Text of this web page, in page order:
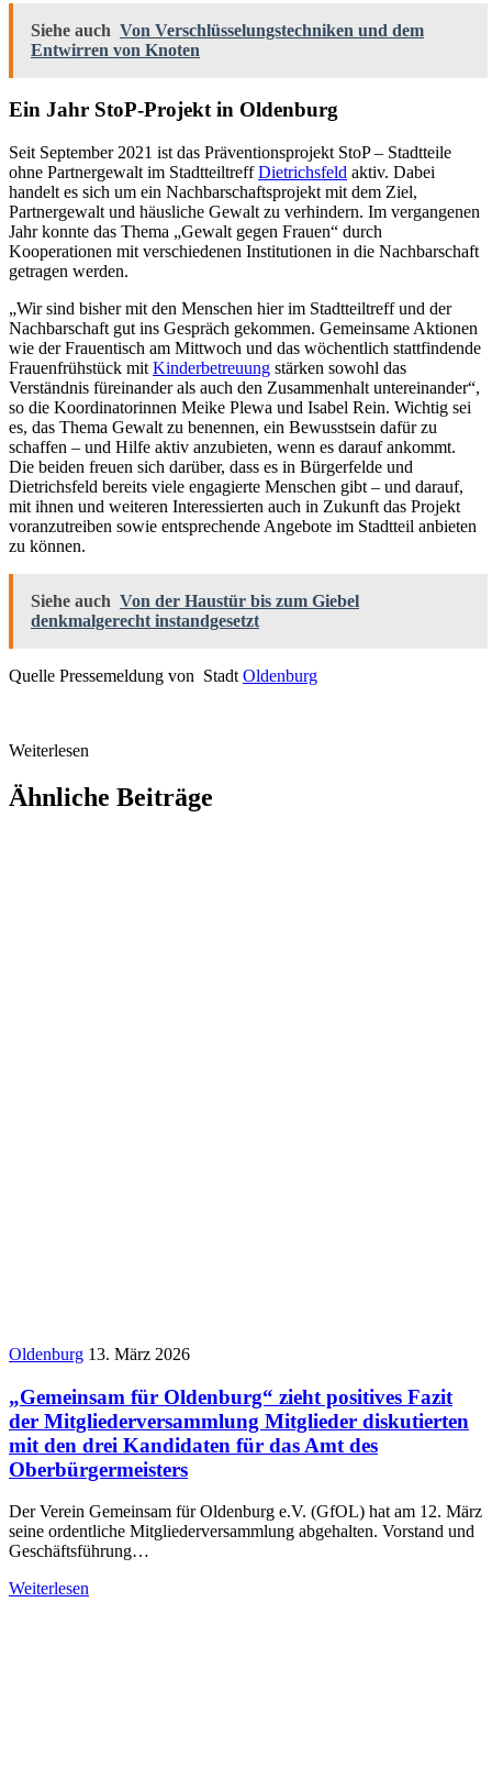
Siehe auch Von Verschlüsselungstechniken und dem
Entwirren von Knoten
Ein Jahr StoP-Projekt in Oldenburg
Seit September 2021 ist das Präventionsprojekt StoP – Stadtteile
ohne Partnergewalt im StadtteiltreffDietrichsfeld aktiv. Dabei
handelt es sich um ein Nachbarschaftsprojekt mit dem Ziel,
Partnergewalt und häusliche Gewalt zu verhindern. Im vergangenen
Jahr konnte das Thema „Gewalt gegen Frauen“ durch
Kooperationen mit verschiedenen Institutionen in die Nachbarschaft
getragen werden.
„Wir sind bisher mit den Menschen hier im Stadtteiltreff und der
Nachbarschaft gut ins Gespräch gekommen. Gemeinsame Aktionen
wie der Frauentisch am Mittwoch und das wöchentlich stattfindende
Frauenfrühstück mit Kinderbetreuung stärken sowohl das
Verständnis füreinander als auch den Zusammenhalt untereinander“,
so die Koordinatorinnen Meike Plewa und Isabel Rein. Wichtig sei
es, das Thema Gewalt zu benennen, ein Bewusstsein dafür zu
schaffen – und Hilfe aktiv anzubieten, wenn es darauf ankommt.
Die beiden freuen sich darüber, dass es in Bürgerfelde und
Dietrichsfeld bereits viele engagierte Menschen gibt – und darauf,
mit ihnen und weiteren Interessierten auch in Zukunft das Projekt
voranzutreiben sowie entsprechende Angebote im Stadtteil anbieten
zu können.
Siehe auch Von der Haustür bis zum Giebel
denkmalgerecht instandgesetzt
Quelle Pressemeldung von Stadt Oldenburg
Weiterlesen
Ähnliche Beiträge
Oldenburg 13. März 2026
„Gemeinsam für Oldenburg“ zieht positives Fazit
der Mitgliederversammlung Mitglieder diskutierten
mit den drei Kandidaten für das Amt des
Oberbürgermeisters
Der Verein Gemeinsam für Oldenburg e.V. (GfOL) hat am 12. März
seine ordentliche Mitgliederversammlung abgehalten. Vorstand und
Geschäftsführung…
Weiterlesen